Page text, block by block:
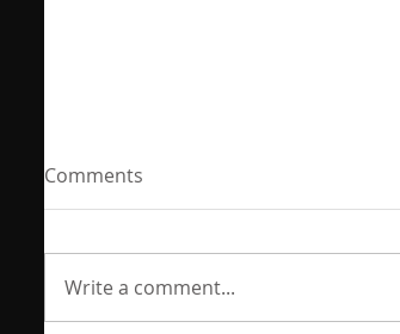
Comments
Write a comment...